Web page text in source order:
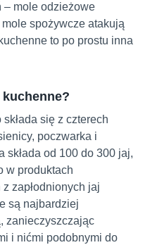
– mole odzieżowe
spożywcze atakują
to po prostu inna
się z czterech
poczwarka i
składa od 100 do 300 jaj,
w produktach
zapłodnionych jaj
są najbardziej
zanieczyszczając
i nićmi podobnymi do